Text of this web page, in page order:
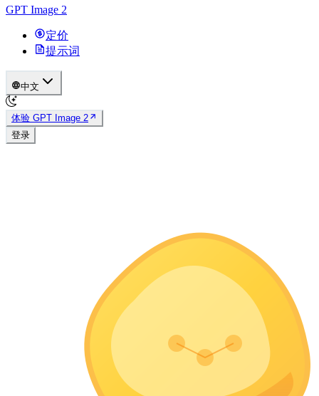
GPT Image 2
定价
提示词
中文
体验 GPT Image 2
登录